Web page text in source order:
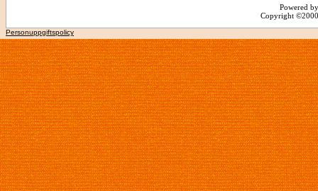
Powered
Copyright
Personuppgiftspolicy